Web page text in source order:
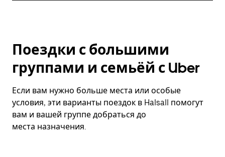
Поездки с большими
группами и семьёй с Uber
Если вам нужно больше места или особые
условия, эти варианты поездок в Halsall помогут
вам и вашей группе добраться до
места назначения.